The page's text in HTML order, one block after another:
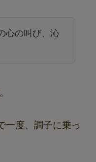
心の叫び、沁
一度、調子に乗っ